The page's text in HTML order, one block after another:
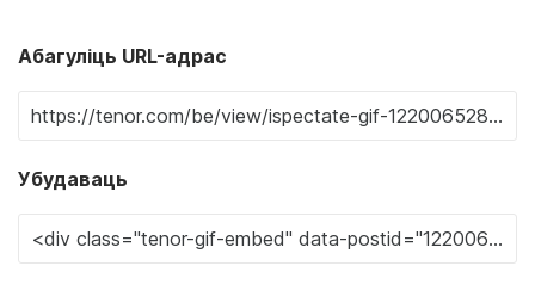
Абагуліць URL-адрас
Убудаваць